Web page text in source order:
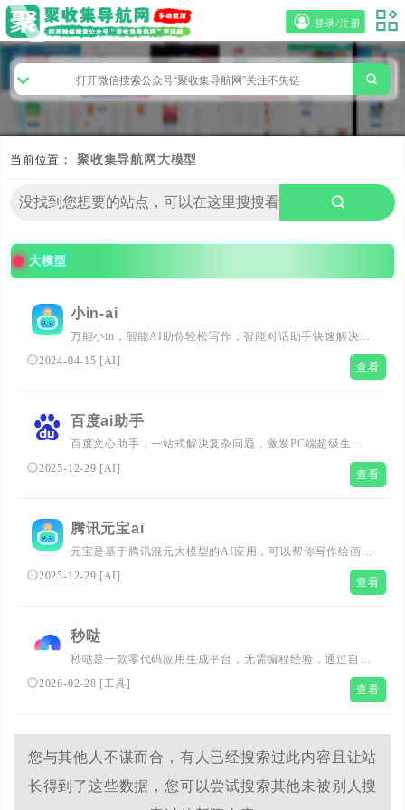
登录/注册
当前位置： 聚收集导航网 大模型
大模型
小in-ai
万能小in，智能AI助你轻松写作，智能对话助手快速解决你
的各种问题。一键快速创作，学习工作报告，文章，读书笔
记，毕业答辩，演讲稿，ppt，小红书笔记，活动策划，简
2024-04-15 [AI] 查看
百度ai助手
百度文心助手，一站式解决复杂问题，激发PC端超级生产
力！独有「灵感探索」功能深入剖析问题核心，智能文字创
作、图片创作、AI阅读、智能体海量应用启迪无限创意，开
2025-12-29 [AI] 查看
腾讯元宝ai
元宝是基于腾讯混元大模型的AI应用，可以帮你写作绘画文
案翻译编程搜索阅读总结的全能助手
2025-12-29 [AI] 查看
秒哒
秒哒是一款零代码应用生成平台，无需编程经验，通过自然
语言对话式和拖拽式搭建具有完整前后端的应用，一句话生
成各类应用，支持生成网站、小程序、H5、小游戏、小工
队，0成本极速上线，无需运维，一人即团队，让每个人都
具备程序员能力。
2026-02-28 [工具] 查看
您与其他人不谋而合，有人已经搜索过此内容且让站
长得到了这些数据，您可以尝试搜索其他未被别人搜